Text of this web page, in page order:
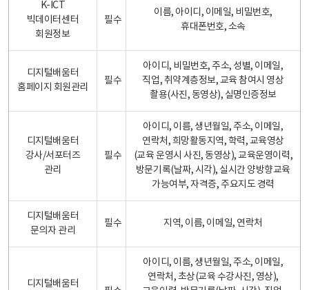
K-ICT
빅데이터센터
회원정보
필수
이름, 아이디, 이메일, 비밀번호,
휴대폰번호, 소속
디지털배움터
홈페이지 회원관리
필수
아이디, 비밀번호, 주소, 성별, 이메일,
직업, 취약계층정보, 교육 참여시 영상
촬용(사진, 동영상), 실명인증정보
디지털배움터
강사/서포터즈
관리
필수
아이디, 이름, 생년월일, 주소, 이메일,
연락처, 희망활동지역, 학력, 교육영상
(교육 운영시 사진, 동영상), 교육운영이력,
방문기록(날짜, 시각), 실시간 양방향교육
가능여부, 자격증, 주요지도 경력
디지털배움터
문의자 관리
필수 지역, 이름, 이메일, 연락처
디지털배움터
아이디, 이름, 생년월일, 주소, 이메일,
연락처, 초상(교육 수강사진, 영상),